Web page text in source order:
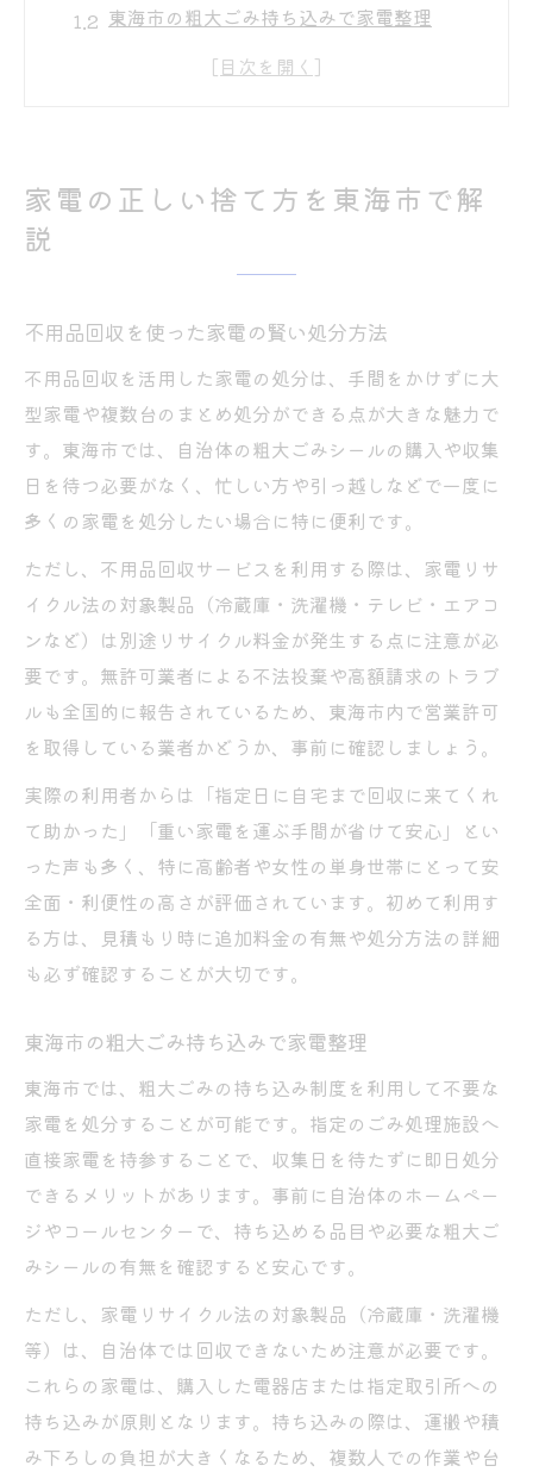
東海市の粗大ごみ持ち込みで家電整理
不用品回収と家電リサイクル法の基本知識
不用品回収業者選びで重視すべき安全性
口コミや許可の有無で安心な不用品回収を
不用品回収の相見積もりでトラブル回避
不用品回収は東海市の公式案内を要確認
東海市の家電処分ルールを詳しく知る
東海市の不用品回収と家電リサイクル法
粗大ごみシールが必要な家電の種類
持ち込みルールと家電処分のポイント
収集日や曜日の確認で家電処分を徹底
高額請求や無許可業者の見分け方とは
不用品回収で無許可業者を避ける基準
高額請求されない見積もりの取り方
不用品回収の口コミで信頼性を調査
許可証や公式情報の確認が安心の鍵
不用品回収でトラブル事例を事前に知る
粗大ごみとして出せる家電の判断方法
不用品回収前に粗大ごみ対象か要確認
持ち込み・戸別回収の選び方ポイント
家電の年式や大きさで回収可否を判断
手間なく不用品回収を進めるポイント
不用品回収で家電を手早く処分する方法
まとめて依頼する際の注意とコツ紹介
自治体と不用品回収業者の使い分け術
家電の回収日程調整でスムーズな処分
不用品回収でトラブルを防ぐ事前準備
家電の正しい捨て方を東海市で解
説
不用品回収を使った家電の賢い処分方法
不用品回収を活用した家電の処分は、手間をかけずに大
型家電や複数台のまとめ処分ができる点が大きな魅力で
す。東海市では、自治体の粗大ごみシールの購入や収集
日を待つ必要がなく、忙しい方や引っ越しなどで一度に
多くの家電を処分したい場合に特に便利です。
ただし、不用品回収サービスを利用する際は、家電リサ
イクル法の対象製品（冷蔵庫・洗濯機・テレビ・エアコ
ンなど）は別途リサイクル料金が発生する点に注意が必
要です。無許可業者による不法投棄や高額請求のトラブ
ルも全国的に報告されているため、東海市内で営業許可
を取得している業者かどうか、事前に確認しましょう。
実際の利用者からは「指定日に自宅まで回収に来てくれ
て助かった」「重い家電を運ぶ手間が省けて安心」とい
った声も多く、特に高齢者や女性の単身世帯にとって安
全面・利便性の高さが評価されています。初めて利用す
る方は、見積もり時に追加料金の有無や処分方法の詳細
も必ず確認することが大切です。
東海市の粗大ごみ持ち込みで家電整理
東海市では、粗大ごみの持ち込み制度を利用して不要な
家電を処分することが可能です。指定のごみ処理施設へ
直接家電を持参することで、収集日を待たずに即日処分
できるメリットがあります。事前に自治体のホームペー
ジやコールセンターで、持ち込める品目や必要な粗大ご
みシールの有無を確認すると安心です。
ただし、家電リサイクル法の対象製品（冷蔵庫・洗濯機
等）は、自治体では回収できないため注意が必要です。
これらの家電は、購入した電器店または指定取引所への
持ち込みが原則となります。持ち込みの際は、運搬や積
み下ろしの負担が大きくなるため、複数人での作業や台